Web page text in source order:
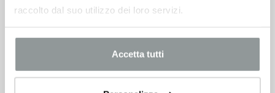
raccolto dal suo utilizzo dei loro servizi.
Accetta tutti